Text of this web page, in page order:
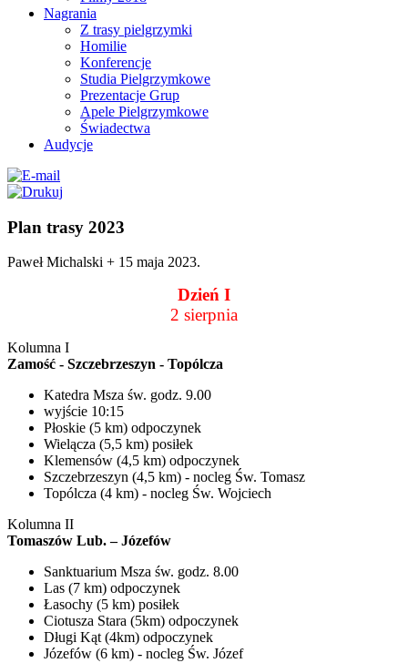
Nagrania
Z trasy pielgrzymki
Homilie
Konferencje
Studia Pielgrzymkowe
Prezentacje Grup
Apele Pielgrzymkowe
Świadectwa
Audycje
Plan trasy 2023
Paweł Michalski + 15 maja 2023.
Dzień I
2 sierpnia
Kolumna I
Zamość - Szczebrzeszyn - Topólcza
Katedra Msza św. godz. 9.00
wyjście 10:15
Płoskie (5 km) odpoczynek
Wielącza (5,5 km) posiłek
Klemensów (4,5 km) odpoczynek
Szczebrzeszyn (4,5 km) - nocleg Św. Tomasz
Topólcza (4 km) - nocleg Św. Wojciech
Kolumna II
Tomaszów Lub. – Józefów
Sanktuarium Msza św. godz. 8.00
Las (7 km) odpoczynek
Łasochy (5 km) posiłek
Ciotusza Stara (5km) odpoczynek
Długi Kąt (4km) odpoczynek
Józefów (6 km) - nocleg Św. Józef